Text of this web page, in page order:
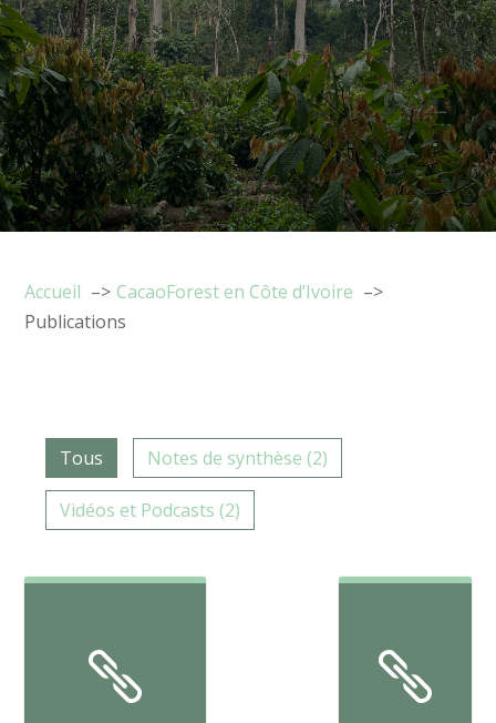
"
Accueil
CacaoForest en Côte d’Ivoire
Publications
Tous Notes de synthèse (2)
Vidéos et Podcasts (2)